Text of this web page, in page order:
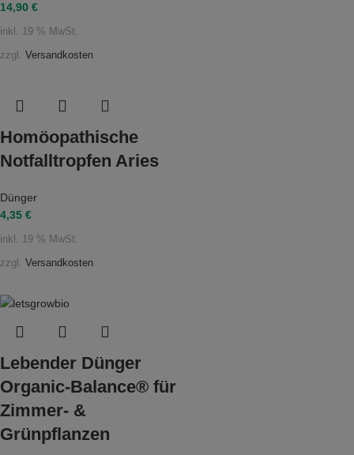
14,90 €
inkl. 19 % MwSt.
zzgl. Versandkosten
Homöopathische
Notfalltropfen Aries
Dünger
4,35 €
inkl. 19 % MwSt.
zzgl. Versandkosten
Lebender Dünger
Organic-Balance® für
Zimmer- &
Grünpflanzen